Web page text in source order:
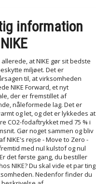
information
at NIKE gør sit bedste
miljøet. Det er
til, at virksomheden
NIKE Forward, et nyt
der er fremstillet af
nåleformede lag. Det er
og let, og det er lykkedes at
CO2-fodaftrykket med 75 % i
Gør noget sammen og bliv
NIKE's rejse - Move to Zero -
med nul kulstof og nul
det første gang, du bestiller
NIKE? Du skal vide et par ting
Nedenfor finder du